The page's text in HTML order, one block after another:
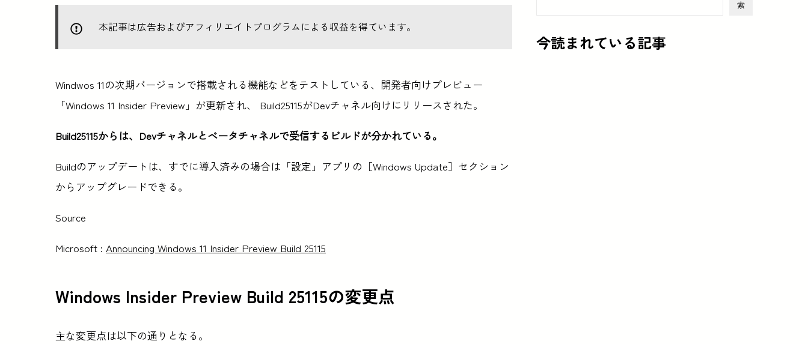
本記事は広告およびアフィリエイトプログラムによる収益を得ています。
Windwos 11の次期バージョンで搭載される機能などをテストしている、開発者向けプレビュー
「Windows 11 Insider Preview」が更新され、 Build25115がDevチャネル向けにリリースされた。
Build25115からは、Devチャネルとベータチャネルで受信するビルドが分かれている。
Buildのアップデートは、すでに導入済みの場合は「設定」アプリの［Windows Update］セクション
からアップグレードできる。
Source
Microsoft : Announcing Windows 11 Insider Preview Build 25115
Windows Insider Preview Build 25115の変更点
主な変更点は以下の通りとなる。
索
今読まれている記事